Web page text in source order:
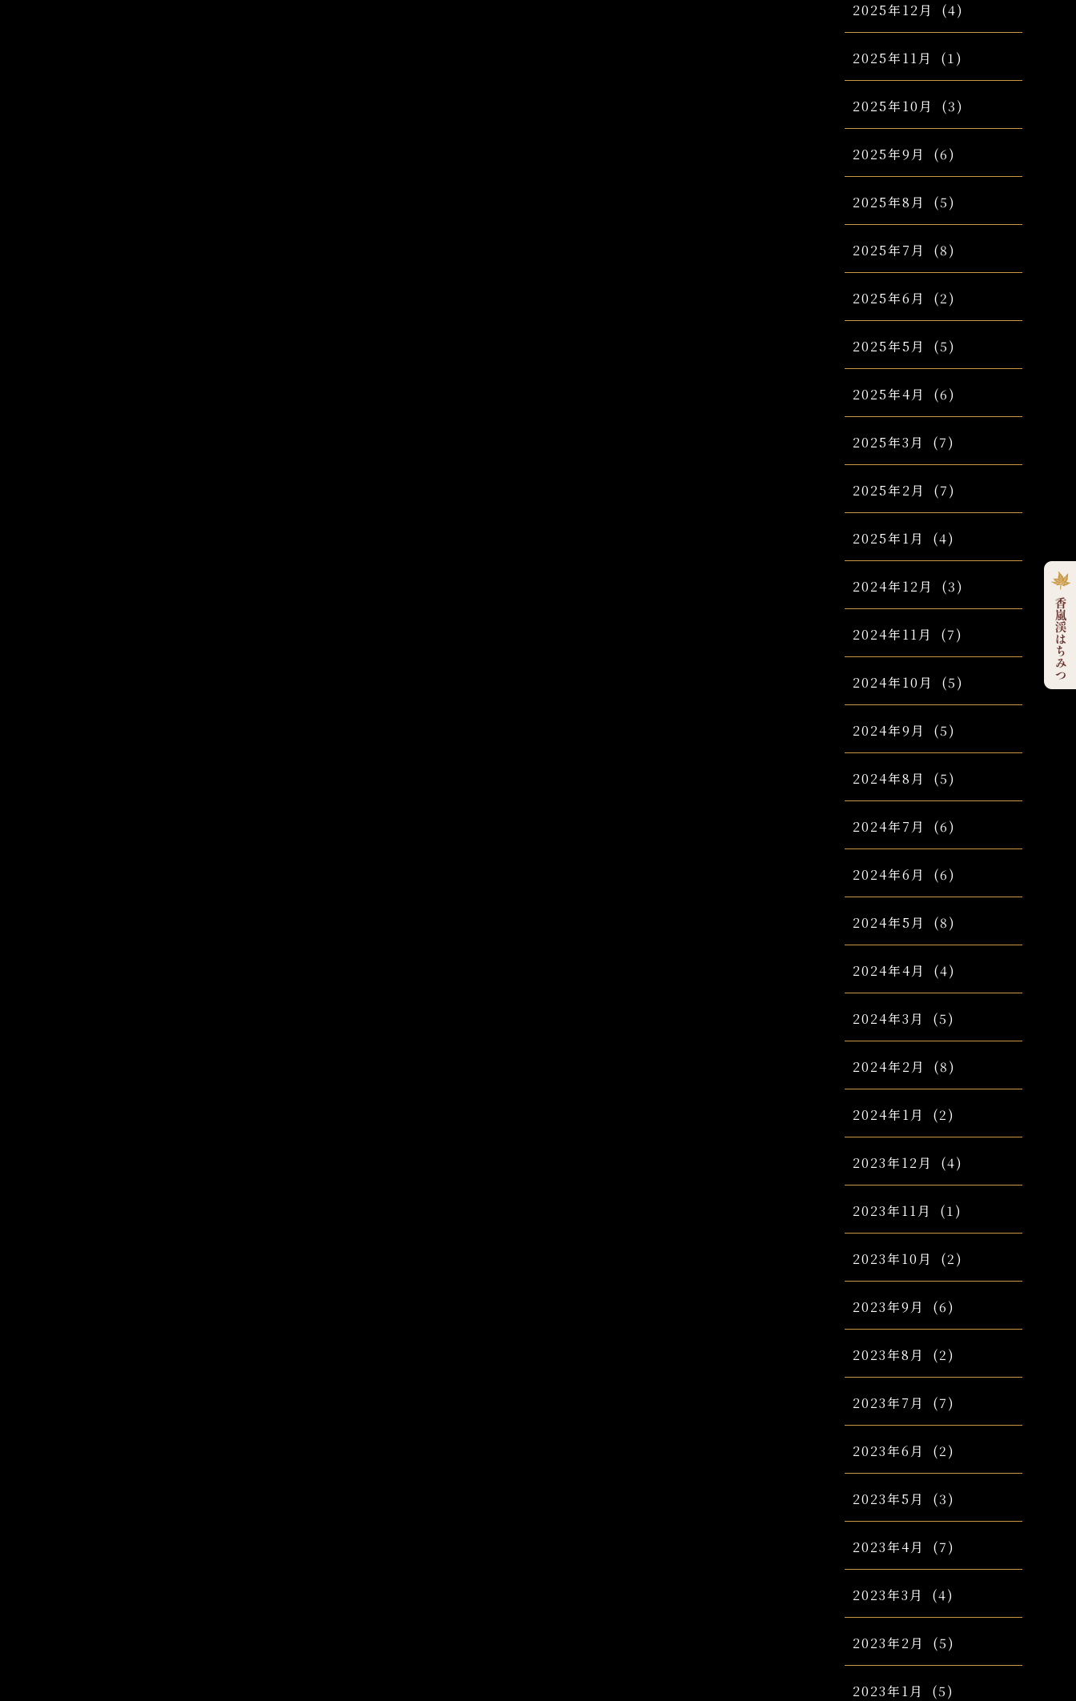
2025年12月 (4)
2025年11月 (1)
2025年10月 (3)
2025年9月 (6)
2025年8月 (5)
2025年7月 (8)
2025年6月 (2)
2025年5月 (5)
2025年4月 (6)
2025年3月 (7)
2025年2月 (7)
2025年1月 (4)
2024年12月 (3)
2024年11月 (7)
2024年10月 (5)
2024年9月 (5)
2024年8月 (5)
2024年7月 (6)
2024年6月 (6)
2024年5月 (8)
2024年4月 (4)
2024年3月 (5)
2024年2月 (8)
2024年1月 (2)
2023年12月 (4)
2023年11月 (1)
2023年10月 (2)
2023年9月 (6)
2023年8月 (2)
2023年7月 (7)
2023年6月 (2)
2023年5月 (3)
2023年4月 (7)
2023年3月 (4)
2023年2月 (5)
2023年1月 (5)